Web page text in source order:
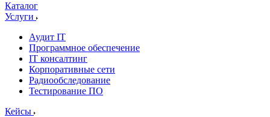
Каталог
Услуги
Аудит IT
Программное обеспечение
IT консалтинг
Корпоративные сети
Радиообследование
Тестирование ПО
Кейсы